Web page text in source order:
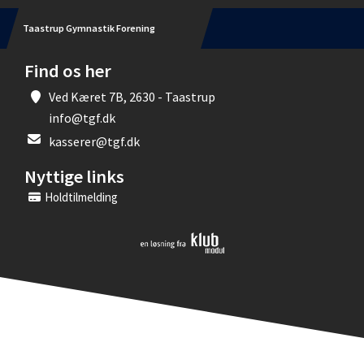
Taastrup Gymnastik Forening
Find os her
Ved Kæret 7B, 2630 - Taastrup
info@tgf.dk
kasserer@tgf.dk
Nyttige links
Holdtilmelding